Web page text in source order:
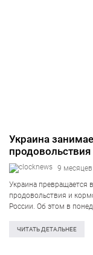
Украина
9
Украина превращается
продовольствия и
России. Об этом в
ЕС подчеркнули,…
ЧИТАТЬ ДЕТАЛЬНЕЕ